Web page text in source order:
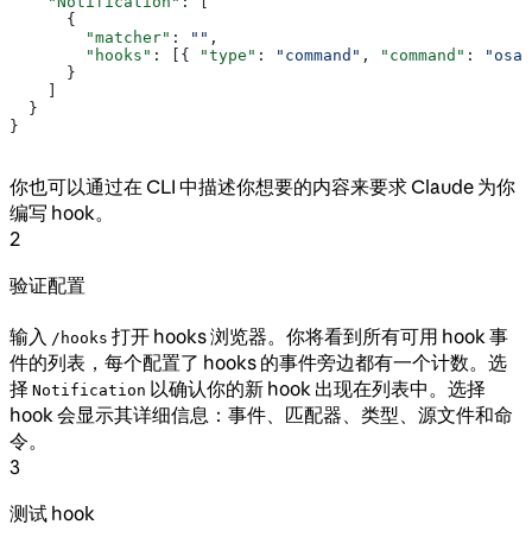
      {
        "matcher"
: "" ,
        "hooks"
: [{ "type" : "command" , "command" :
      }
  }
}
你也可以通过在 CLI 中描述你想要的内容来要求 Claude 为你
编写 hook。
2
验证配置
输入 /hooks 打开 hooks 浏览器。你将看到所有可用 hook 事
件的列表，每个配置了 hooks 的事件旁边都有一个计数。选
择 Notification 以确认你的新 hook 出现在列表中。选择
hook 会显示其详细信息：事件、匹配器、类型、源文件和命
令。
3
测试 hook